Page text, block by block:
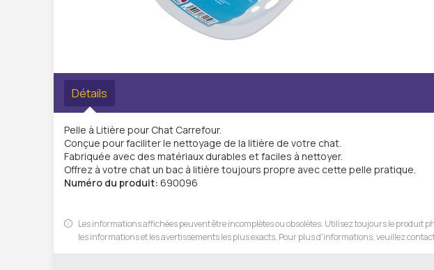
Détails
Pelle à Litière pour Chat Carrefour.
Conçue pour faciliter le nettoyage de la litière de votre chat.
Fabriquée avec des matériaux durables et faciles à nettoyer.
Offrez à votre chat un bac à litière toujours propre avec cette pelle pratique.
Numéro du produit: 690096
Les informations affichées peuvent être incomplètes ou obsolètes. Utilisez toujours le produit
les informations et les avertissements les plus exacts. Pour plus d'informations, veuillez